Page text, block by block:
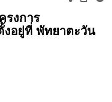
รงการ
อยู่ที่ พัทยาตะวัน